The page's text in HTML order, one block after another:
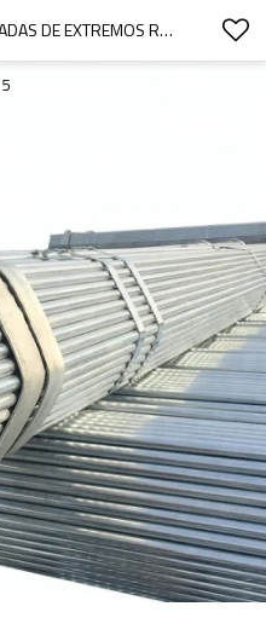
TUBO GI DE 0.5 A 10 PULGADAS DE EXTREMOS ROSCADOS CON ACOPLAMIENTO Y TAPAS
5